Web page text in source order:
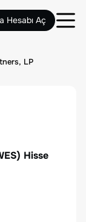
Hesabı Aç
LP
) Hisse